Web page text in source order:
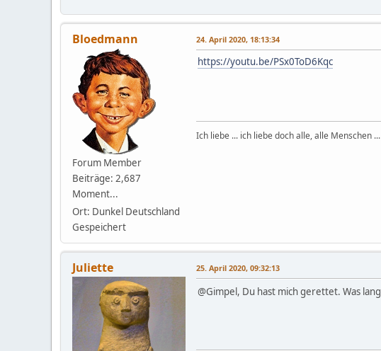
Bloedmann
Forum Member
Beiträge: 2,687
Moment...
Ort: Dunkel Deutschland
Gespeichert
24. April 2020, 18:13:34
https://youtu.be/PSx0ToD6Kqc
Ich liebe ... ich liebe doch alle, alle Menschen
Juliette 25. April 2020, 09:32:13
@Gimpel, Du hast mich gerettet. Was